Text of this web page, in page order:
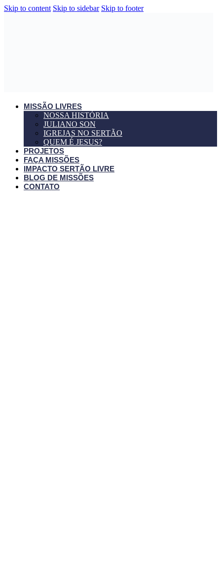
Skip to content Skip to sidebar Skip to footer
MISSÃO LIVRES
NOSSA HISTÓRIA
JULIANO SON
IGREJAS NO SERTÃO
QUEM É JESUS?
PROJETOS
FAÇA MISSÕES
IMPACTO SERTÃO LIVRE
BLOG DE MISSÕES
CONTATO